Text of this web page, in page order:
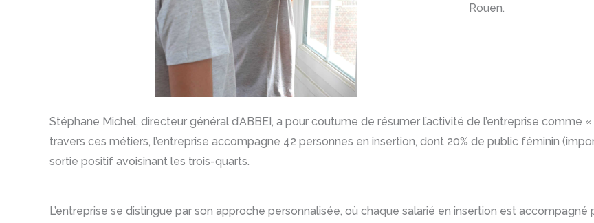
Rouen.
Stéphane Michel, directeur général d’ABBEI, a pour coutume de résumer l’activité de l’entreprise
travers ces métiers, l’entreprise accompagne 42 personnes en insertion, dont 20% de public féminin
sortie positif avoisinant les trois-quarts.
L’entreprise se distingue par son approche personnalisée, où chaque salarié en insertion est